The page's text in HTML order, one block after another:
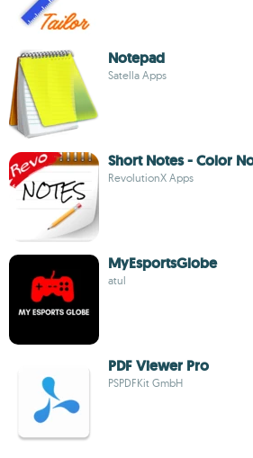
Notepad
Satella Apps
Short Notes - Color
RevolutionX Apps
MyEsportsGlobe
atul
PDF Viewer Pro
PSPDFKit GmbH